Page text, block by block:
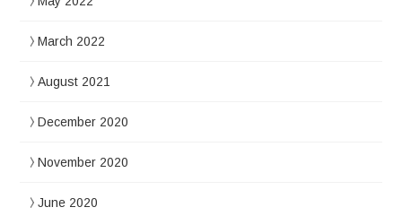
March 2022
August 2021
December 2020
November 2020
June 2020